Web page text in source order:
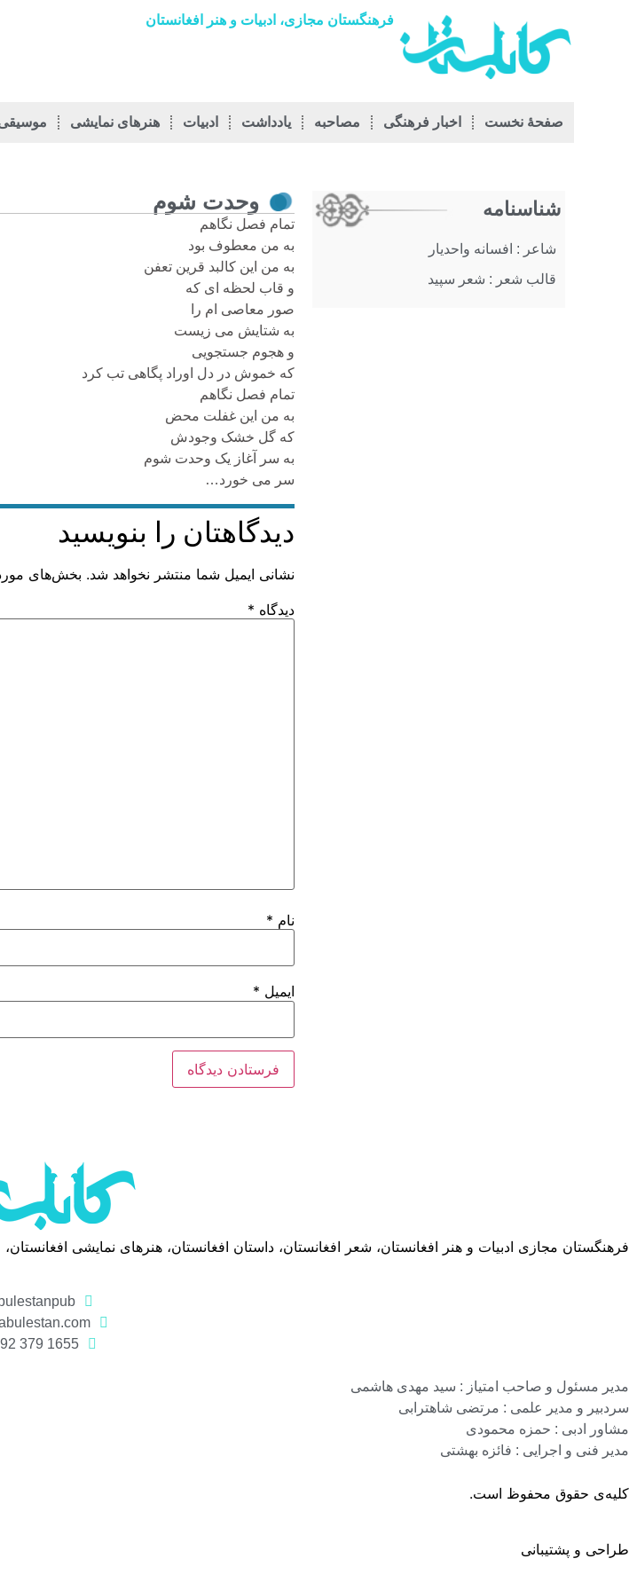
فرهنگستان مجازی، ادبیات و هنر افغانستان
صفحۀ نخست اخبار فرهنگی مصاحبه يادداشت ادبیات هنرهای نمایشی
وحدت شوم
تمام فصل نگاهم
به من معطوف بود
به من این کالبد قرین تعفن
و قاب لحظه ای که
صور معاصی ام را
به شتایش می زیست
و هجوم جستجویی
که خموش در دل اوراد پگاهی تب کرد
تمام فصل نگاهم
به من این غفلت محض
که گل خشک وجودش
به سر آغاز یک وحدت شوم
سر می خورد…
دیدگاهتان را بنویسید
نشانی ایمیل شما منتشر نخواهد شد. بخش‌های
دیدگاه *
نام *
ایمیل *
شناسنامه
شاعر : افسانه واحدیار
قالب شعر : شعر سپید
فرهنگستان مجازی ادبیات و هنر افغانستان، شعر افغانستان، داستان افغانستان، هنرهای نمایشی
1655 379 992 98+
مدیر مسئول و صاحب امتیاز : سید مهدی هاشمی
سردبیر و مدیر علمی : مرتضی شاهترابی
مشاور ادبی : حمزه محمودی
مدیر فنی و اجرایی : فائزه بهشتی
کلیه‌ی حقوق محفوظ است.
طراحی و پشتیبانی